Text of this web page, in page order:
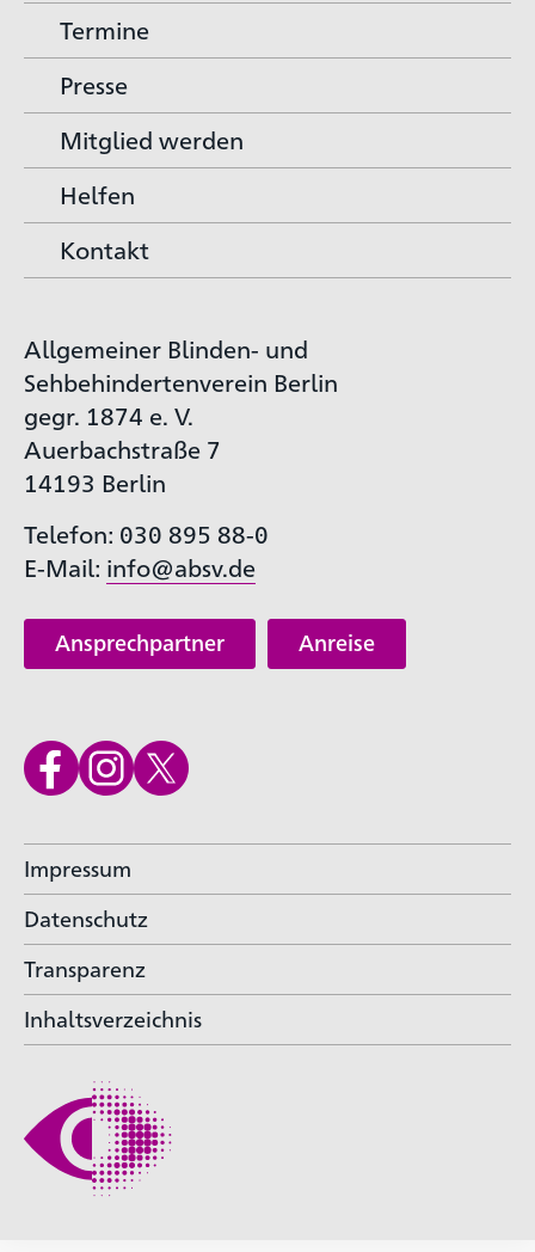
Termine
Presse
Mitglied werden
Helfen
Kontakt
Allgemeiner Blinden- und
Sehbehindertenverein Berlin
gegr. 1874 e. V.
Auerbachstraße 7
14193 Berlin
Telefon: 030 895 88-0
E-Mail: info@absv.de
Ansprechpartner Anreise
Impressum
Datenschutz
Transparenz
Inhaltsverzeichnis